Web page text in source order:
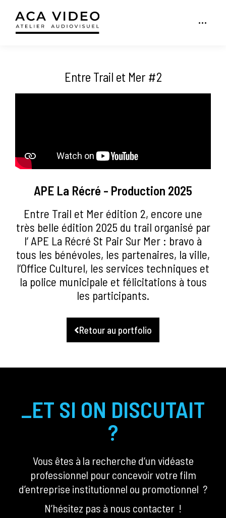
Entre Trail et Mer #2
APE La Récré - Production 2025
Entre Trail et Mer édition 2, encore une
très belle édition 2025 du trail organisé par
l’ APE La Récré St Pair Sur Mer : bravo à
tous les bénévoles, les partenaires, la ville,
l’Office Culturel, les services techniques et
la police municipale et félicitations à tous
les participants.
Retour au portfolio
_ET SI ON DISCUTAIT
?
Vous êtes à la recherche d’un vidéaste
professionnel pour concevoir votre film
d’entreprise institutionnel ou promotionnel ?
N’hésitez pas à nous contacter !